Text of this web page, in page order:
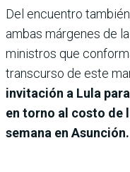
Del encuentro
ambas márgenes de
ministros que
transcurso de este
invitación a Lula
en torno al costo de
semana en Asunción.